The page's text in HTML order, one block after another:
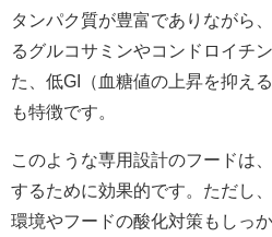
タンパク質が豊富でありながら
るグルコサミンやコンドロイチ
た、低GI（血糖値の上昇を抑え
も特徴です。
このような専用設計のフードは
するために効果的です。ただし
環境やフードの酸化対策もしっ